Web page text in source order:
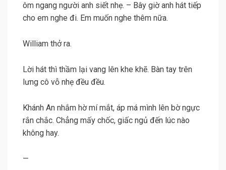
ôm ngang người anh siết nhẹ. – Bây giờ anh hát tiếp
cho em nghe đi. Em muốn nghe thêm nữa.
William thở ra.
Lời hát thì thầm lại vang lên khe khẽ. Bàn tay trên
lưng cô vỗ nhẹ đều đều.
Khánh An nhắm hờ mí mắt, áp má mình lên bờ ngực
rắn chắc. Chẳng mấy chốc, giấc ngủ đến lúc nào
không hay.
—